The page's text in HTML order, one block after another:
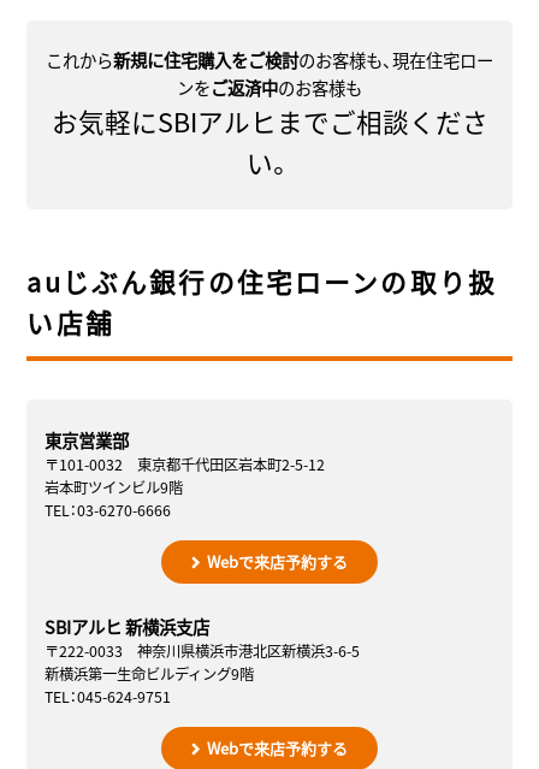
これから新規に住宅購入をご検討のお客様も、現在住宅ロー
ンをご返済中のお客様も
お気軽にSBIアルヒまでご相談くださ
い。
auじぶん銀行の住宅ローンの取り扱
い店舗
東京営業部
〒101-0032 東京都千代田区岩本町2-5-12
岩本町ツインビル9階
TEL：03-6270-6666
Webで来店予約する
SBIアルヒ 新横浜支店
〒222-0033 神奈川県横浜市港北区新横浜3-6-5
新横浜第一生命ビルディング9階
TEL：045-624-9751
Webで来店予約する